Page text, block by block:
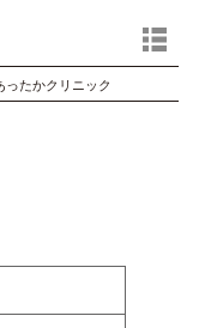
ったかクリニック